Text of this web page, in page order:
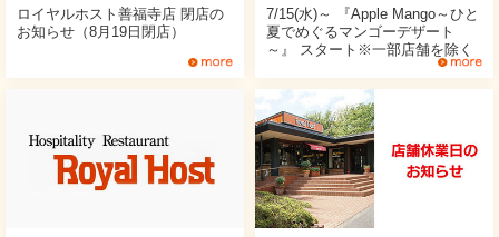
ロイヤルホスト善福寺店 閉店の
お知らせ（8月19日閉店）
7/15(水)～ 『Apple Mango～ひと
夏でめぐるマンゴーデザート
～』 スタート※一部店舗を除く